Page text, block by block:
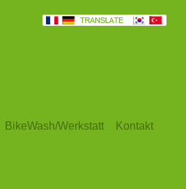
BikeWash/Werkstatt Kontakt